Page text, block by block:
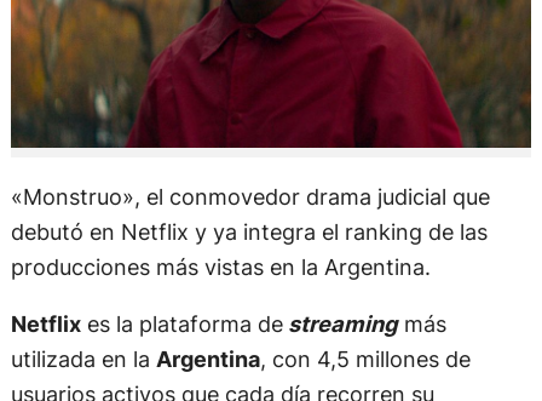
«Monstruo», el conmovedor drama judicial que
debutó en Netflix y ya integra el ranking de las
producciones más vistas en la Argentina.
Netflixes la plataforma destreamingmás
utilizada en la Argentina, con 4,5 millones de
usuarios activos que cada día recorren su